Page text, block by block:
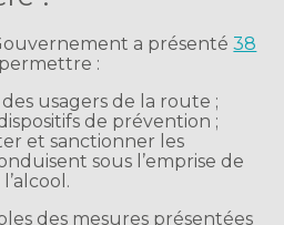
a présenté38
:
usagers de la route ;
de prévention ;
et sanctionner les
sous l’emprise de
des mesures présentées